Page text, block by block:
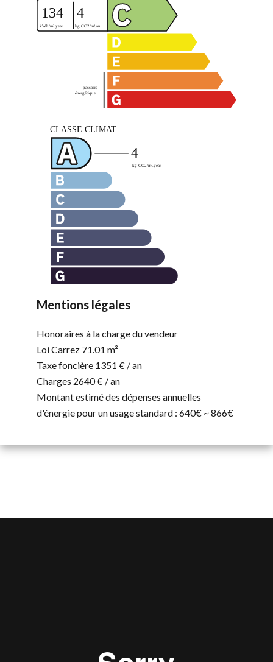
Mentions légales
Honoraires à la charge du vendeur
Loi Carrez 71.01 m²
Taxe foncière 1351 € / an
Charges 2640 € / an
Montant estimé des dépenses annuelles
d'énergie pour un usage standard : 640€ ~ 866€